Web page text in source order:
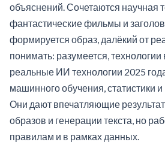
объяснений. Сочетаются научная
фантастические фильмы и
формируется образ, далёкий от
понимать: разумеется,
реальные ИИ технологии 2025
машинного обучения, статистики
Они дают впечатляющие
образов и генерации текста, но
правилам и в рамках данных.